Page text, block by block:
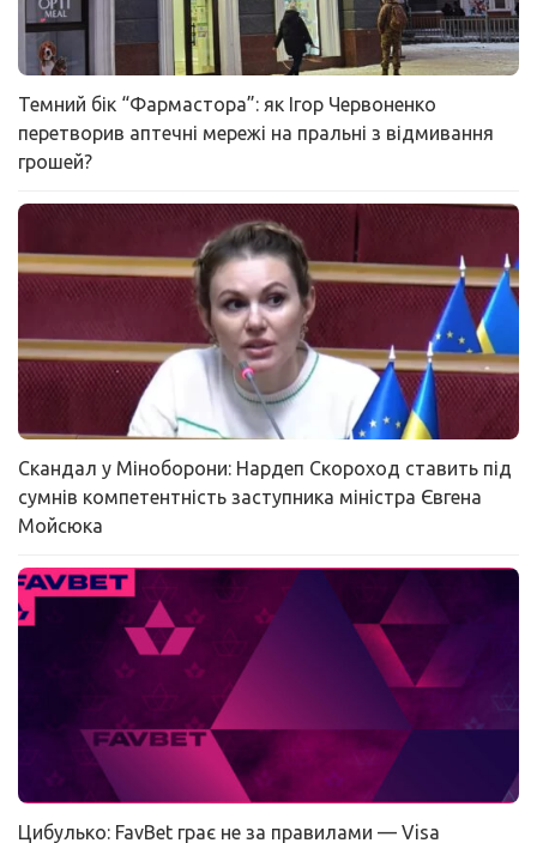
Темний бік “Фармастора”: як Ігор Червоненко
перетворив аптечні мережі на пральні з відмивання
грошей?
Скандал у Міноборони: Нардеп Скороход ставить під
сумнів компетентність заступника міністра Євгена
Мойсюка
Цибулько: FavBet грає не за правилами — Visa